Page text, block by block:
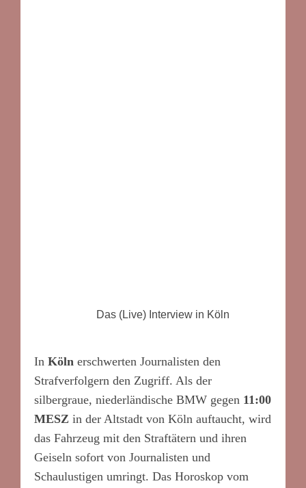
Das (Live) Interview in Köln
In Köln erschwerten Journalisten den
Strafverfolgern den Zugriff. Als der
silbergraue, niederländische BMW gegen 11:00
MESZ in der Altstadt von Köln auftaucht, wird
das Fahrzeug mit den Straftätern und ihren
Geiseln sofort von Journalisten und
Schaulustigen umringt. Das Horoskop vom